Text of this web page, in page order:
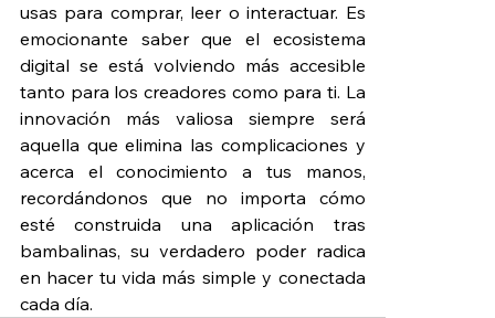
usas para comprar, leer o interactuar. Es
emocionante saber que el ecosistema
digital se está volviendo más accesible
tanto para los creadores como para ti. La
innovación más valiosa siempre será
aquella que elimina las complicaciones y
acerca el conocimiento a tus manos,
recordándonos que no importa cómo
esté construida una aplicación tras
bambalinas, su verdadero poder radica
en hacer tu vida más simple y conectada
cada día.